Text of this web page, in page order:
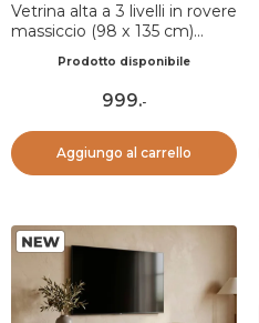
Vetrina alta a 3 livelli in rovere
massiccio (98 x 135 cm)
Prodotto disponibile
999.-
Aggiungo al carrello